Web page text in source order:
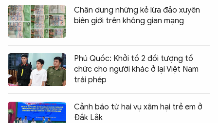
Chân dung những kẻ lừa đảo xuyên
biên giới trên không gian mạng
Phú Quốc: Khởi tố 2 đối tượng tổ
chức cho người khác ở lại Việt Nam
trái phép
Cảnh báo từ hai vụ xâm hại trẻ em ở
Đắk Lắk